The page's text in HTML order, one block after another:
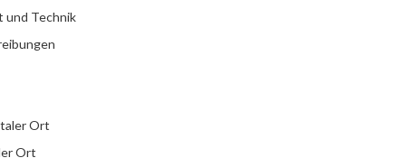
und Technik
Ort
Ort